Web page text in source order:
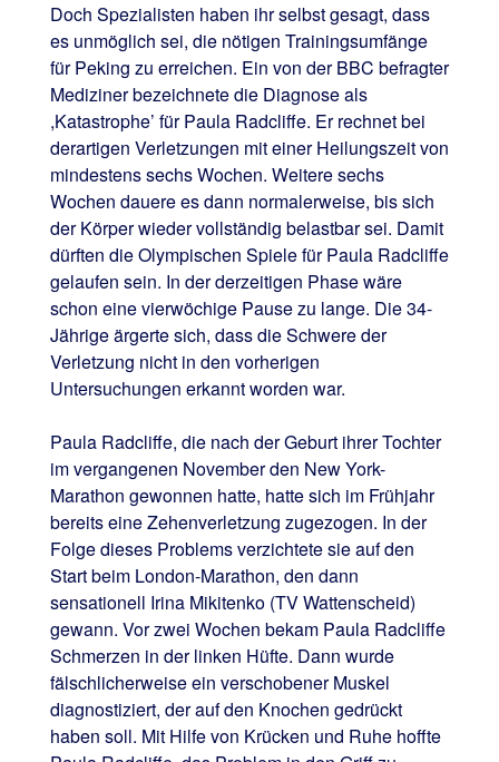
Doch Spezialisten haben ihr selbst gesagt, dass
es unmöglich sei, die nötigen Trainingsumfänge
für Peking zu erreichen. Ein von der BBC befragter
Mediziner bezeichnete die Diagnose als
,Katastrophe’ für Paula Radcliffe. Er rechnet bei
derartigen Verletzungen mit einer Heilungszeit von
mindestens sechs Wochen. Weitere sechs
Wochen dauere es dann normalerweise, bis sich
der Körper wieder vollständig belastbar sei. Damit
dürften die Olympischen Spiele für Paula Radcliffe
gelaufen sein. In der derzeitigen Phase wäre
schon eine vierwöchige Pause zu lange. Die 34-
Jährige ärgerte sich, dass die Schwere der
Verletzung nicht in den vorherigen
Untersuchungen erkannt worden war.
Paula Radcliffe, die nach der Geburt ihrer Tochter
im vergangenen November den New York-
Marathon gewonnen hatte, hatte sich im Frühjahr
bereits eine Zehenverletzung zugezogen. In der
Folge dieses Problems verzichtete sie auf den
Start beim London-Marathon, den dann
sensationell Irina Mikitenko (TV Wattenscheid)
gewann. Vor zwei Wochen bekam Paula Radcliffe
Schmerzen in der linken Hüfte. Dann wurde
fälschlicherweise ein verschobener Muskel
diagnostiziert, der auf den Knochen gedrückt
haben soll. Mit Hilfe von Krücken und Ruhe hoffte